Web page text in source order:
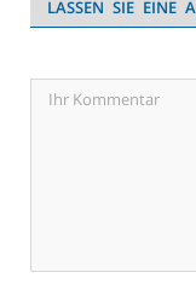
LASSEN SIE EINE